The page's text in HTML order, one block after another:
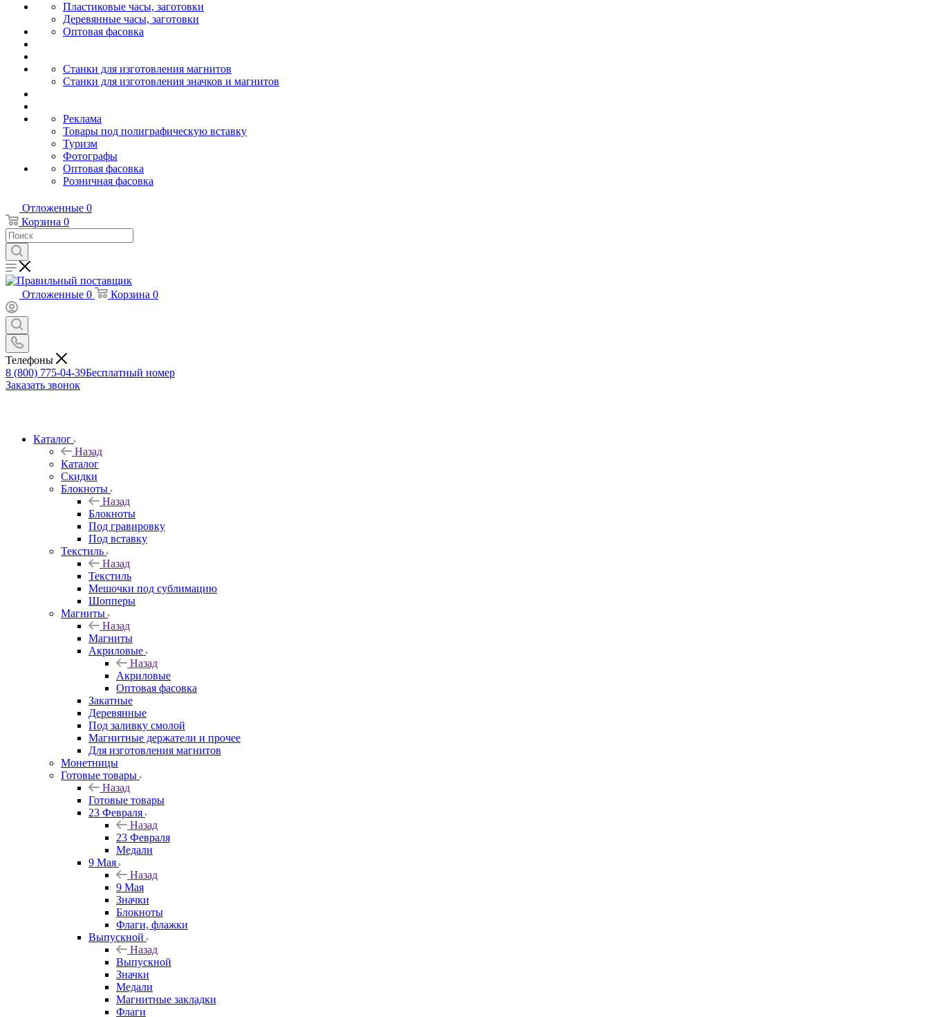
Пластиковые часы, заготовки
Деревянные часы, заготовки
Оптовая фасовка
Станки для изготовления магнитов
Станки для изготовления значков и магнитов
Реклама
Товары под полиграфическую вставку
Туризм
Фотографы
Оптовая фасовка
Розничная фасовка
Отложенные 0
Корзина 0
Отложенные 0 Корзина 0
Телефоны
8 (800) 775-04-39Бесплатный номер
Заказать звонок
Каталог
Назад
Каталог
Скидки
Блокноты
Назад
Блокноты
Под гравировку
Под вставку
Текстиль
Назад
Текстиль
Мешочки под сублимацию
Шопперы
Магниты
Назад
Магниты
Акриловые
Назад
Акриловые
Оптовая фасовка
Закатные
Деревянные
Под заливку смолой
Магнитные держатели и прочее
Для изготовления магнитов
Монетницы
Готовые товары
Назад
Готовые товары
23 Февраля
Назад
23 Февраля
Медали
9 Мая
Назад
9 Мая
Значки
Блокноты
Флаги, флажки
Выпускной
Назад
Выпускной
Значки
Медали
Магнитные закладки
Флаги